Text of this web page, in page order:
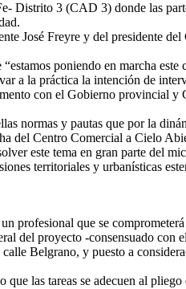
3 (CAD 3) donde las
José Freyre y del presidente
poniendo en marcha este
a la práctica la intención de
con el Gobierno provincial
normas y pautas que por la
del Centro Comercial a Cielo
este tema en gran parte del
territoriales y urbanísticas
profesional que se
del proyecto -consensuado
Belgrano, y puesto a
las tareas se adecuen al